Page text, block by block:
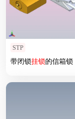
STP
带闭锁挂锁的信箱锁